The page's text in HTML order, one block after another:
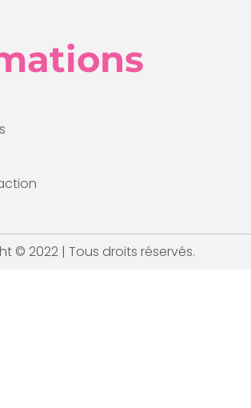
© 2022 | Tous droits réservés.